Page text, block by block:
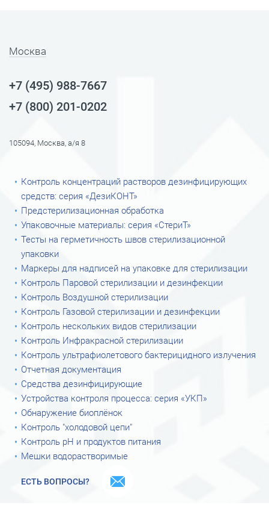
Москва
+7 (495) 988-7667
+7 (800) 201-0202
105094, Москва, а/я 8
Контроль концентраций растворов дезинфицирующих
средств: серия «ДезиКОНТ»
Предстерилизационная обработка
Упаковочные материалы: серия «СтериТ»
Тесты на герметичность швов стерилизационной
упаковки
Маркеры для надписей на упаковке для стерилизации
Контроль Паровой стерилизации и дезинфекции
Контроль Воздушной стерилизации
Контроль Газовой стерилизации и дезинфекции
Контроль нескольких видов стерилизации
Контроль Инфракрасной стерилизации
Контроль ультрафиолетового бактерицидного излучения
Отчетная документация
Средства дезинфицирующие
Устройства контроля процесса: серия «УКП»
Обнаружение биоплёнок
Контроль "холодовой цепи"
Контроль рН и продуктов питания
Мешки водорастворимые
ЕСТЬ ВОПРОСЫ?